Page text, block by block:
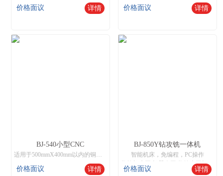
价格面议 详情 价格面议 详情
BJ-540小型CNC
适用于500mmX400mm以内的铜、铁、铝、不锈钢工件进行8工位加工，操作与市场通用加工中心兼容，支持钻孔、攻牙、铣削，雕刻等功能。
价格面议 详情
BJ-850Y钻攻铣一体机
智能机床，免编程，PC操作
数控机床网,机器人网,数控木工机床厂家
价格面议 详情